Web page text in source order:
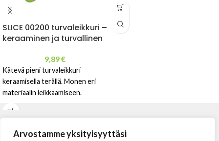
Arvostamme yksityisyyttäsi
SLICE 00200 turvaleikkuri –
keraaminen ja turvallinen
9,89€
Kätevä pieni turvaleikkuri
keraamisella terällä. Monen eri
materiaalin leikkaamiseen.